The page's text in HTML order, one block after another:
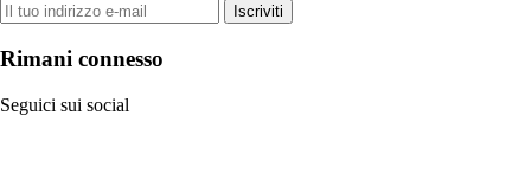
Iscriviti
Rimani connesso
Seguici sui social